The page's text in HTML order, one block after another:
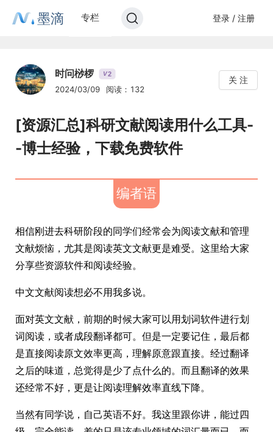
墨滴 专栏 登录 / 注册
时问桫椤 V2
2024/03/09 阅读：132
关 注
[资源汇总]科研文献阅读用什么工具-
-博士经验，下载免费软件
编者语
相信刚进去科研阶段的同学们经常会为阅读文献和管理
文献烦恼，尤其是阅读英文文献更是难受。这里给大家
分享些资源软件和阅读经验。
中文文献阅读想必不用我多说。
面对英文文献，前期的时候大家可以用划词软件进行划
词阅读，或者成段翻译都可。但是一定要记住，最后都
是直接阅读原文效率更高，理解原意跟直接。经过翻译
之后的味道，总觉得是少了点什么的。而且翻译的效果
还经常不好，更是让阅读理解效率直线下降。
当然有同学说，自己英语不好。我这里跟你讲，能过四